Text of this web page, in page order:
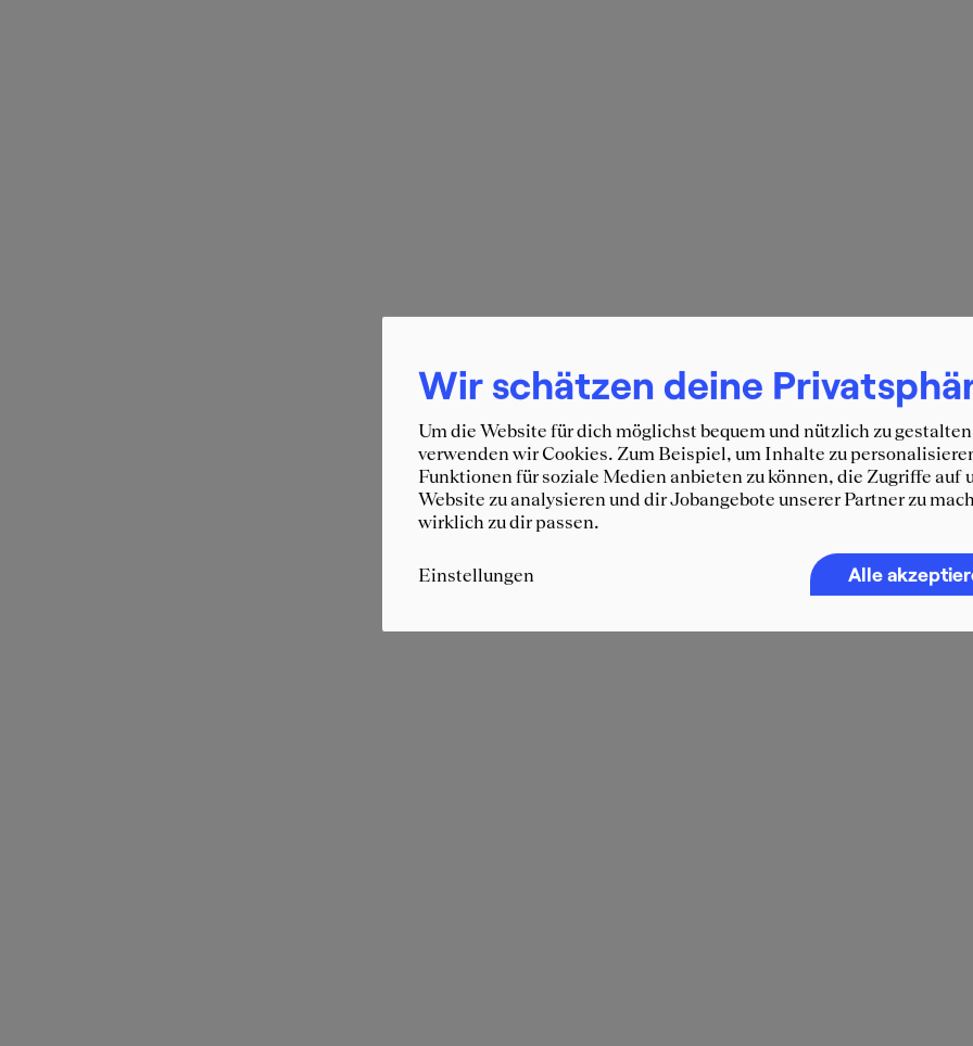
Wir schätzen deine
Um die Website für dich möglichst bequem und nützlich zu
verwenden wir Cookies. Zum Beispiel, um Inhalte zu
Funktionen für soziale Medien anbieten zu können, die Zugriffe auf
Website zu analysieren und dir Jobangebote unserer Partner zu
wirklich zu dir passen.
Einstellungen Alle